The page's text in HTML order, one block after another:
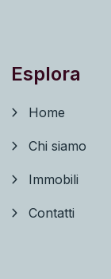
Esplora
Home
Chi siamo
Immobili
Contatti